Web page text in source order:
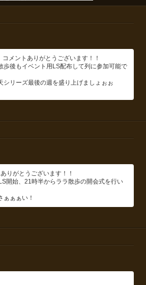
メントありがとうございます！！
歩後もイベント用LS配布して列に参加可能で
シリーズ最後の週を盛り上げましょぉぉ
りがとうございます！！
開始、21時半からララ散歩の開会式を行い
ぁぁぁい！